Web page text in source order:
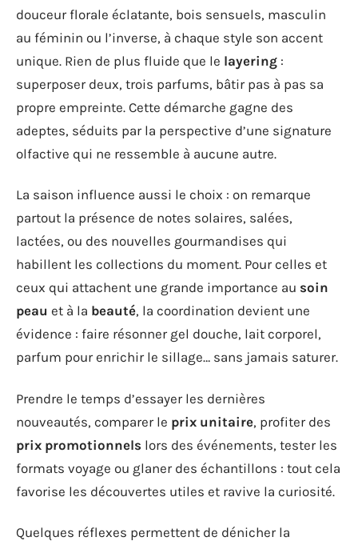
douceur florale éclatante, bois sensuels, masculin
au féminin ou l’inverse, à chaque style son accent
unique. Rien de plus fluide que le layering :
superposer deux, trois parfums, bâtir pas à pas sa
propre empreinte. Cette démarche gagne des
adeptes, séduits par la perspective d’une signature
olfactive qui ne ressemble à aucune autre.
La saison influence aussi le choix : on remarque
partout la présence de notes solaires, salées,
lactées, ou des nouvelles gourmandises qui
habillent les collections du moment. Pour celles et
ceux qui attachent une grande importance au soin
peau et à la beauté, la coordination devient une
évidence : faire résonner gel douche, lait corporel,
parfum pour enrichir le sillage… sans jamais saturer.
Prendre le temps d’essayer les dernières
nouveautés, comparer le prix unitaire, profiter des
prix promotionnels lors des événements, tester les
formats voyage ou glaner des échantillons : tout cela
favorise les découvertes utiles et ravive la curiosité.
Quelques réflexes permettent de dénicher la